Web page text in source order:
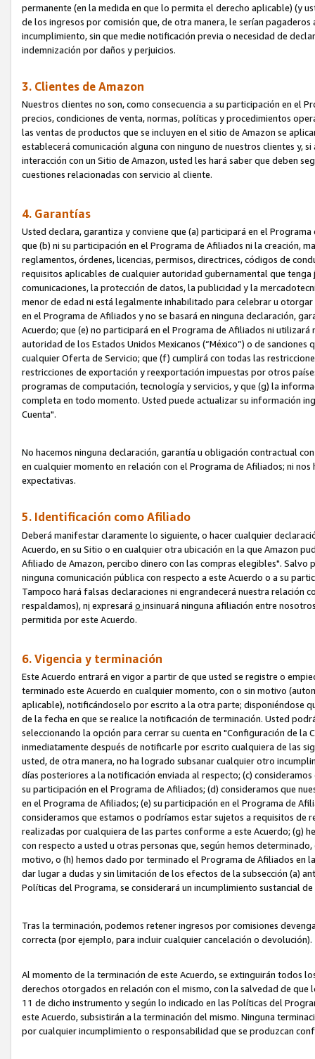
permanente (en la medida en que lo permita el derecho aplicable) (y
de los ingresos por comisión que, de otra manera, le serían
incumplimiento, sin que medie notificación previa o necesidad de
indemnización por daños y perjuicios.
3. Clientes de Amazon
Nuestros clientes no son, como consecuencia a su participación en el
precios, condiciones de venta, normas, políticas y procedimientos
las ventas de productos que se incluyen en el sitio de Amazon se
establecerá comunicación alguna con ninguno de nuestros clientes y,
interacción con un Sitio de Amazon, usted les hará saber que deben
cuestiones relacionadas con servicio al cliente.
4. Garantías
Usted declara, garantiza y conviene que (a) participará en el
que (b) ni su participación en el Programa de Afiliados ni la creación,
reglamentos, órdenes, licencias, permisos, directrices, códigos de
requisitos aplicables de cualquier autoridad gubernamental que
comunicaciones, la protección de datos, la publicidad y la
menor de edad ni está legalmente inhabilitado para celebrar u
en el Programa de Afiliados y no se basará en ninguna declaración,
Acuerdo; que (e) no participará en el Programa de Afiliados ni
autoridad de los Estados Unidos Mexicanos (“México”) o de
cualquier Oferta de Servicio; que (f) cumplirá con todas las
restricciones de exportación y reexportación impuestas por otros
programas de computación, tecnología y servicios, y que (g) la
completa en todo momento. Usted puede actualizar su información
Cuenta".
No hacemos ninguna declaración, garantía u obligación contractual
en cualquier momento en relación con el Programa de Afiliados; ni
expectativas.
5. Identificación como Afiliado
Deberá manifestar claramente lo siguiente, o hacer cualquier
Acuerdo, en su Sitio o en cualquier otra ubicación en la que Amazon
Afiliado de Amazon, percibo dinero con las compras elegibles". Salvo
ninguna comunicación pública con respecto a este Acuerdo o a su
Tampoco hará falsas declaraciones ni engrandecerá nuestra relación
respaldamos), ni expresará o insinuará ninguna afiliación entre
permitida por este Acuerdo.
6. Vigencia y terminación
Este Acuerdo entrará en vigor a partir de que usted se registre o
terminado este Acuerdo en cualquier momento, con o sin motivo
aplicable), notificándoselo por escrito a la otra parte; disponiéndose
de la fecha en que se realice la notificación de terminación. Usted
seleccionando la opción para cerrar su cuenta en "Configuración de
inmediatamente después de notificarle por escrito cualquiera de las
usted, de otra manera, no ha logrado subsanar cualquier otro
días posteriores a la notificación enviada al respecto; (c)
su participación en el Programa de Afiliados; (d) consideramos que
en el Programa de Afiliados; (e) su participación en el Programa de
consideramos que estamos o podríamos estar sujetos a requisitos de
realizadas por cualquiera de las partes conforme a este Acuerdo; (g)
con respecto a usted u otras personas que, según hemos
motivo, o (h) hemos dado por terminado el Programa de Afiliados en
dar lugar a dudas y sin limitación de los efectos de la subsección (a)
Políticas del Programa, se considerará un incumplimiento sustancial
Tras la terminación, podemos retener ingresos por comisiones
correcta (por ejemplo, para incluir cualquier cancelación o devolución).
Al momento de la terminación de este Acuerdo, se extinguirán todos
derechos otorgados en relación con el mismo, con la salvedad de
11 de dicho instrumento y según lo indicado en las Políticas del
este Acuerdo, subsistirán a la terminación del mismo. Ninguna
por cualquier incumplimiento o responsabilidad que se produzcan